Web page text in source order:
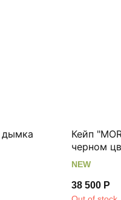
дымка
Кейп
черном
NEW
38 500 Р